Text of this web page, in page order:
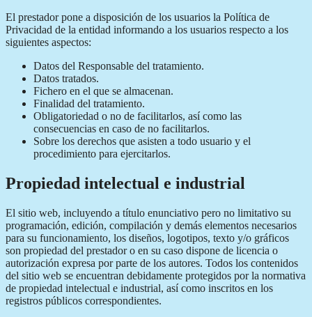
El prestador pone a disposición de los usuarios la Política de
Privacidad de la entidad informando a los usuarios respecto a los
siguientes aspectos:
Datos del Responsable del tratamiento.
Datos tratados.
Fichero en el que se almacenan.
Finalidad del tratamiento.
Obligatoriedad o no de facilitarlos, así como las
consecuencias en caso de no facilitarlos.
Sobre los derechos que asisten a todo usuario y el
procedimiento para ejercitarlos.
Propiedad intelectual e industrial
El sitio web, incluyendo a título enunciativo pero no limitativo su
programación, edición, compilación y demás elementos necesarios
para su funcionamiento, los diseños, logotipos, texto y/o gráficos
son propiedad del prestador o en su caso dispone de licencia o
autorización expresa por parte de los autores. Todos los contenidos
del sitio web se encuentran debidamente protegidos por la normativa
de propiedad intelectual e industrial, así como inscritos en los
registros públicos correspondientes.